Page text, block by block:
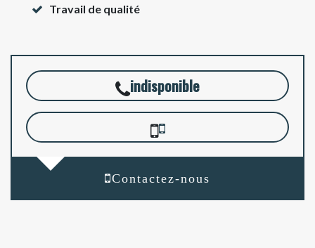
Travail de qualité
indisponible
Contactez-nous